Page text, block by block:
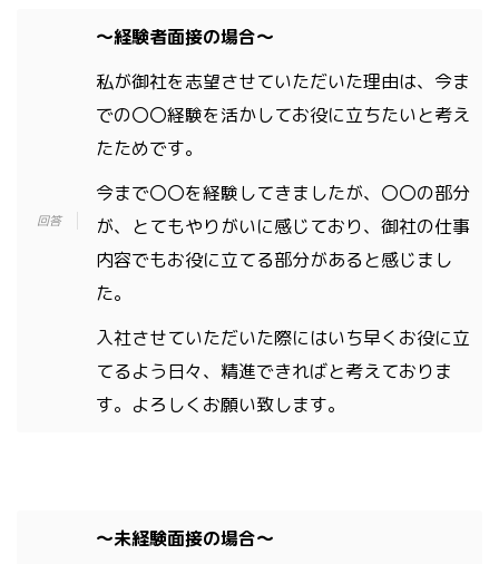
〜経験者面接の場合〜
私が御社を志望させていただいた理由は、今ま
での〇〇経験を活かしてお役に立ちたいと考え
たためです。
今まで〇〇を経験してきましたが、〇〇の部分
が、とてもやりがいに感じており、御社の仕事
内容でもお役に立てる部分があると感じまし
た。
入社させていただいた際にはいち早くお役に立
てるよう日々、精進できればと考えておりま
す。よろしくお願い致します。
〜未経験面接の場合〜